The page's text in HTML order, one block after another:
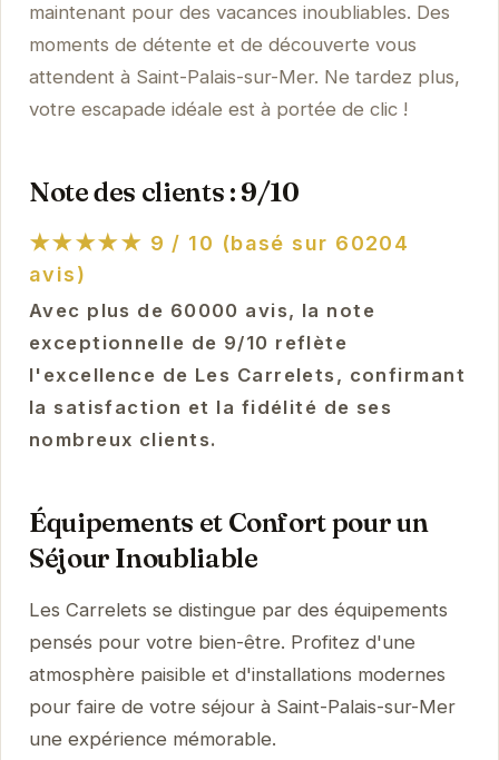
maintenant pour des vacances inoubliables. Des
moments de détente et de découverte vous
attendent à Saint-Palais-sur-Mer. Ne tardez plus,
votre escapade idéale est à portée de clic !
Note des clients : 9/10
★★★★★ 9 / 10 (basé sur 60204
avis)
Avec plus de 60000 avis, la note
exceptionnelle de 9/10 reflète
l'excellence de Les Carrelets, confirmant
la satisfaction et la fidélité de ses
nombreux clients.
Équipements et Confort pour un
Séjour Inoubliable
Les Carrelets se distingue par des équipements
pensés pour votre bien-être. Profitez d'une
atmosphère paisible et d'installations modernes
pour faire de votre séjour à Saint-Palais-sur-Mer
une expérience mémorable.